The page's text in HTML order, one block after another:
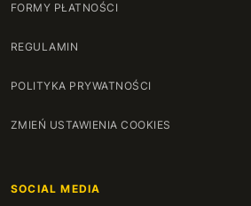
FORMY PŁATNOŚCI
REGULAMIN
POLITYKA PRYWATNOŚCI
ZMIEŃ USTAWIENIA COOKIES
SOCIAL MEDIA